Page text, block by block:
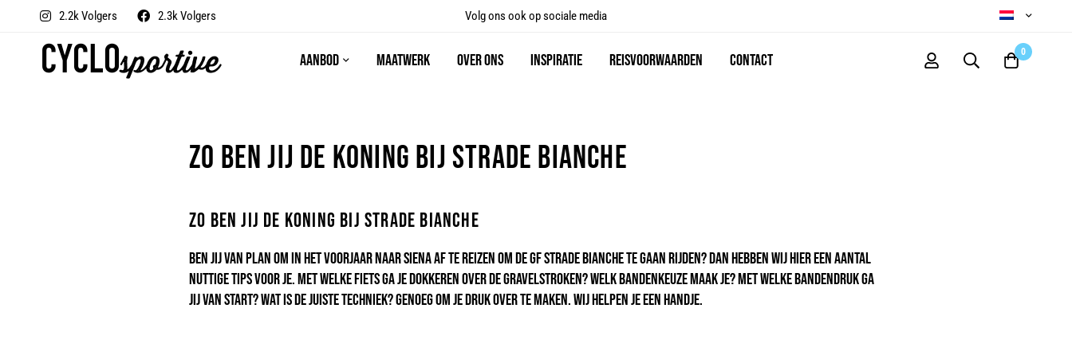
2.2k Volgers 2.3k Volgers Volg ons ook op sociale media
Aanbod Maatwerk Over Ons Inspiratie Reisvoorwaarden Contact 0
Zo ben jij de koning bij Strade Bianche
Zo ben jij de koning bij Strade Bianche
Ben jij van plan om in het voorjaar naar Siena af te reizen om de GF Strade Bianche te gaan rijden? Dan hebben wij hier een aantal
nuttige tips voor je. Met welke fiets ga je dokkeren over de gravelstroken? Welk bandenkeuze maak je? Met welke bandendruk ga
jij van start? Wat is de juiste techniek? Genoeg om je druk over te maken. Wij helpen je een handje.